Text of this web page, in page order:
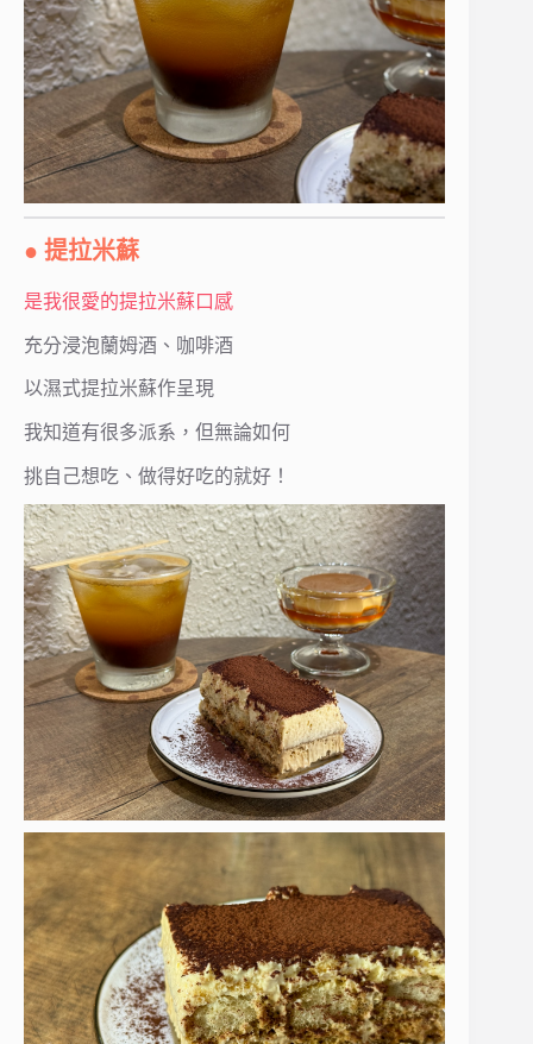
● 提拉米蘇
是我很愛的提拉米蘇口感
充分浸泡蘭姆酒、咖啡酒
以濕式提拉米蘇作呈現
我知道有很多派系，但無論如何
挑自己想吃、做得好吃的就好！